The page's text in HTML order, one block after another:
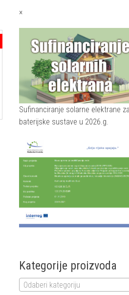
×
Sufinanciranje solarne elektrane za
baterijske sustave u 2026.g.
Kategorije proizvoda
Odaberi kategoriju